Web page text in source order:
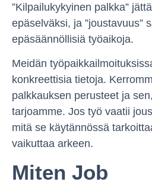
”Kilpailukykyinen palkka”
epäselväksi, ja ”joustavuus”
epäsäännöllisiä työaikoja.
Meidän
konkreettisia tietoja.
palkkauksen perusteet ja
tarjoamme. Jos työ vaatii
mitä se käytännössä
vaikuttaa arkeen.
Miten Job